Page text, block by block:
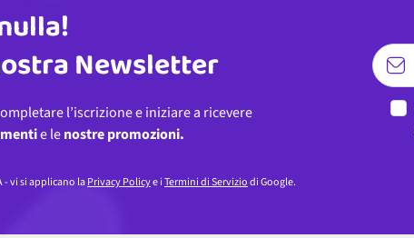
Newsletter
l’iscrizione e iniziare a ricevere
e lenostre promozioni.
- vi si applicano laPrivacy Policye iTermini di Serviziodi Google.